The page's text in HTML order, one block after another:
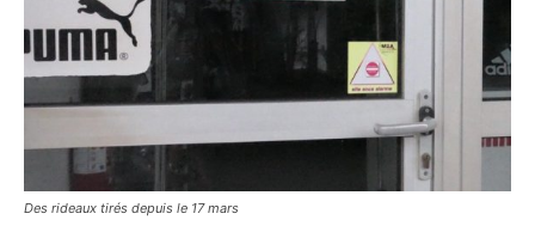
Des rideaux tirés depuis le 17 mars